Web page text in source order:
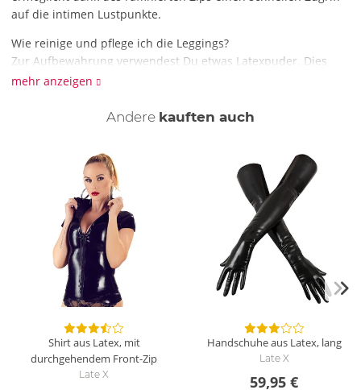
auf die intimen Lustpunkte.
Wie reinige und pflege ich die Leggings?
Zur Aufbewahrung verwendest Du etwas Latexpuder. Dies
verhindert, dass das Latex aneinander klebt und die
Materials stellst Du mithilfe eines Latexsprays wieder her.
empfehlen wir die schonende Handwäsche mit
Feinwaschmittel.
mehr anzeigen
Andere kauften auch
Shirt aus Latex, mit
durchgehendem Front-Zip
Late X
Handschuhe aus Latex, lang
Late X
59,95 €